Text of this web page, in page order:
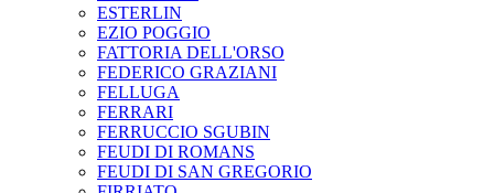
ESTERLIN
EZIO POGGIO
FATTORIA DELL'ORSO
FEDERICO GRAZIANI
FELLUGA
FERRARI
FERRUCCIO SGUBIN
FEUDI DI ROMANS
FEUDI DI SAN GREGORIO